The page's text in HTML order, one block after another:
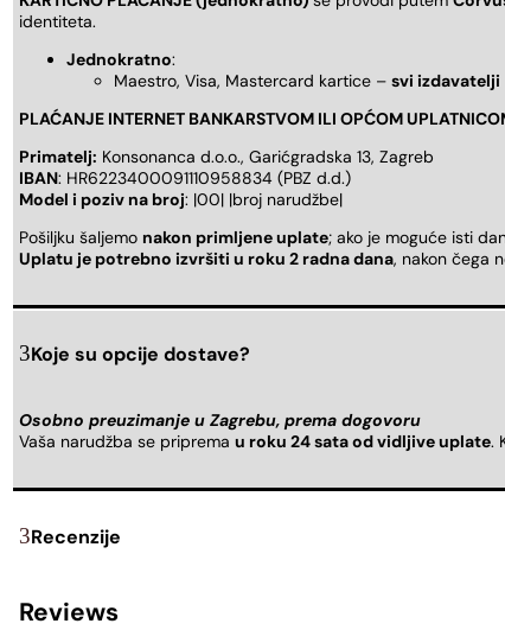
identiteta.
Jednokratno:
Maestro, Visa, Mastercard kartice – svi izdavatelji
PLAĆANJE INTERNET BANKARSTVOM ILI OPĆOM
Primatelj: Konsonanca d.o.o., Garićgradska 13, Zagreb
IBAN: HR6223400091110958834 (PBZ d.d.)
Model i poziv na broj: |00| |broj narudžbe|
Pošiljku šaljemo nakon primljene uplate; ako je moguće isti
Uplatu je potrebno izvršiti u roku 2 radna dana, nakon čega
Koje su opcije dostave?
Osobno preuzimanje u Zagrebu, prema dogovoru
Vaša narudžba se priprema u roku 24 sata od vidljive uplate.
Recenzije
Reviews